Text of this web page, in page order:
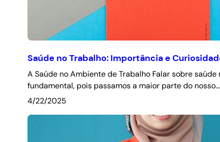
Saúde no Trabalho: Importância e
A Saúde no Ambiente de Trabalho Falar sobre saúde
fundamental, pois passamos a maior parte do nosso…
4/22/2025